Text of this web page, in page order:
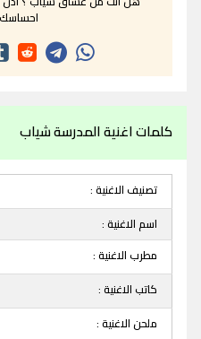
كلمات اغنية المدرسة شياب
تصنيف الاغنية :
اسم الاغنية :
مطرب الاغنية :
كاتب الاغنية :
ملحن الاغنية :